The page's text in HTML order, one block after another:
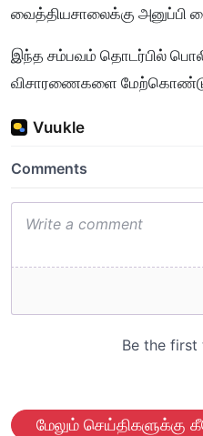
வைத்தியசாலைக்கு அனுப்பி
இந்த சம்பவம் தொடர்பில்
விசாரணைகளை மேற்கொண்டு
மேலும் செய்திகளுக்கு